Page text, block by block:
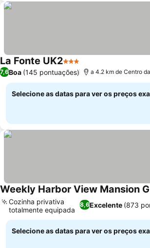
La Fonte UK23 Estrelas
7,6Boa (145 pontuações) a 4.2 km de Centro
Selecione as datas para ver os preços
Weekly Harbor View Mansion
8,6Excelente (873
Cozinha privativa
totalmente equipada
Selecione as datas para ver os preços